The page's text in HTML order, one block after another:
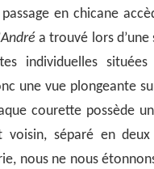
en chicane
André a trouvé lors
individuelles situées
une vue plongeante
courette possède
voisin, séparé en
nous ne nous